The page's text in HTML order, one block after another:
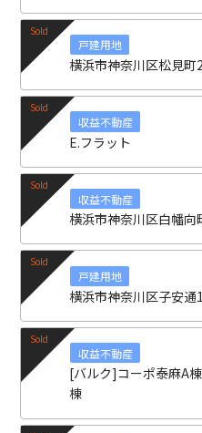
戸建用地
横浜市神奈川区松見町
収益不動産
E.フラット
収益不動産
横浜市神奈川区白幡向
戸建用地
横浜市神奈川区子安通
収益不動産
[バルク]コーポ泰麻A
棟